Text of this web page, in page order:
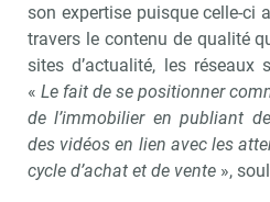
son expertise puisque celle-ci
travers le contenu de qualité
sites d’actualité, les
« Le fait de se positionner
de l’immobilier en publiant
des vidéos en lien avec les
cycle d’achat et de vente »,